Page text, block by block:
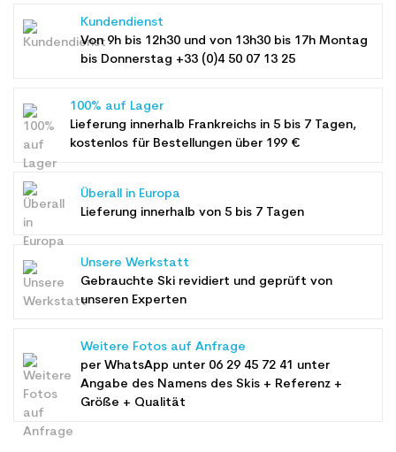
Kundendienst
Von 9h bis 12h30 und von 13h30 bis 17h Montag
bis Donnerstag +33 (0)4 50 07 13 25
100% auf Lager
Lieferung innerhalb Frankreichs in 5 bis 7 Tagen,
kostenlos für Bestellungen über 199 €
Überall in Europa
Lieferung innerhalb von 5 bis 7 Tagen
Unsere Werkstatt
Gebrauchte Ski revidiert und geprüft von
unseren Experten
Weitere Fotos auf Anfrage
per WhatsApp unter 06 29 45 72 41 unter
Angabe des Namens des Skis + Referenz +
Größe + Qualität